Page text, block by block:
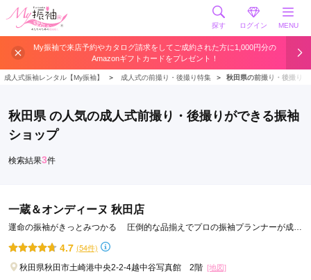
探す ログイン MENU
My振袖で来店予約やカタログ請求をしてご成約された方に1,000円分の
Amazonギフトカードをプレゼント！
成人式振袖レンタル【My振袖】 ＞ 成人式の前撮り・後撮り特集 ＞ 秋田県の前撮り・後撮り
秋田県 の人気の成人式前撮り・後撮りができる振袖
ショップ
検索結果3件
一蔵＆オンディーヌ 秋田店
運命の振袖がきっとみつかる 圧倒的な品揃えでプロの振袖プランナーが成人
式をトータルサポートします
4.7 (54件)
秋田県秋田市土崎港中央2-2-4越中谷写真館 2階 [地図]